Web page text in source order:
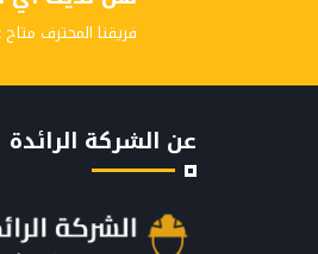
فريقنا المحترف
عن الشركة الرائدة